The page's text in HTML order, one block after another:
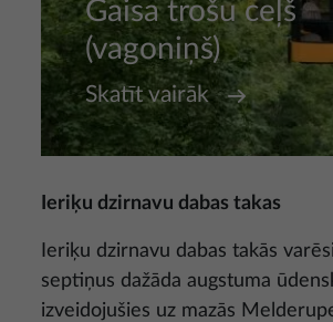
Gaisa trošu ceļš
(vagoniņš)
Skatīt vairāk
Ieriķu dzirnavu dabas takas
Ieriķu dzirnavu dabas takās
septiņus dažāda augstuma
izveidojušies uz mazās